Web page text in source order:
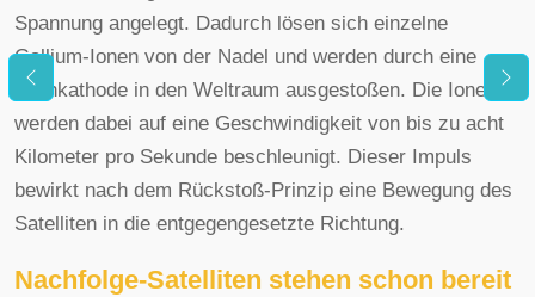
Spannung angelegt. Dadurch lösen sich einzelne
Gallium-Ionen von der Nadel und werden durch eine
Lochkathode in den Weltraum ausgestoßen. Die Ionen
werden dabei auf eine Geschwindigkeit von bis zu acht
Kilometer pro Sekunde beschleunigt. Dieser Impuls
bewirkt nach dem Rückstoß-Prinzip eine Bewegung des
Satelliten in die entgegengesetzte Richtung.
Nachfolge-Satelliten stehen schon bereit